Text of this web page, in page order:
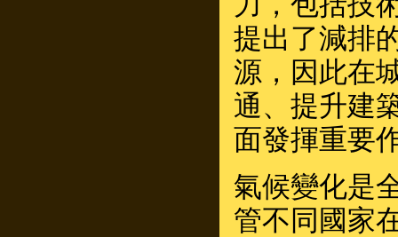
提出了減排
源，因此在
通、提升建
面發揮重要
氣候變化是
管不同國家